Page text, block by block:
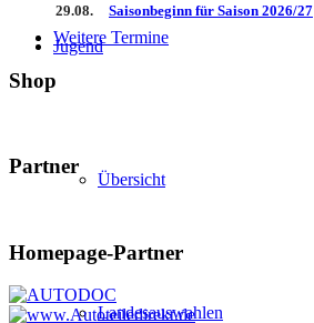
Jugend
Übersicht
Landesauswahlen
29.08. Saisonbeginn für Saison 2026/27
Weitere Termine
Shop
Partner
Homepage-Partner